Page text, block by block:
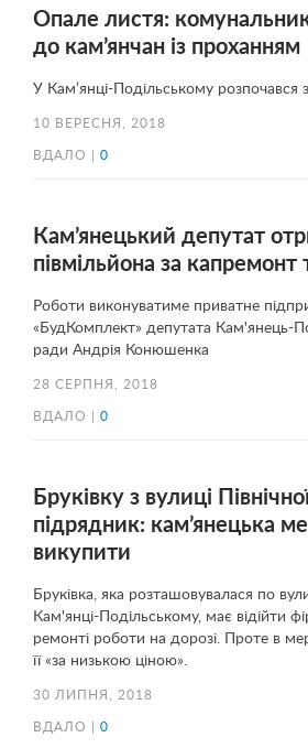
Опале листя:
до кам’янчан із проханням
У Кам’янці-Подільському розпочався
10 ВЕРЕСНЯ, 2018
ВДАЛО | 0
Кам’янецький депутат
півмільйона за капремонт
Роботи виконуватиме приватне
«БудКомплект» депутата Кам'янець-
ради Андрія Конюшенка
28 СЕРПНЯ, 2018
ВДАЛО | 0
Бруківку з вулиці
підрядник: кам’янецька
викупити
Бруківка, яка розташовувалася по
Кам'янці-Подільському, має відійти
ремонті роботи на дорозі. Проте в
її «за низькою ціною».
30 ЛИПНЯ, 2018
ВДАЛО | 0